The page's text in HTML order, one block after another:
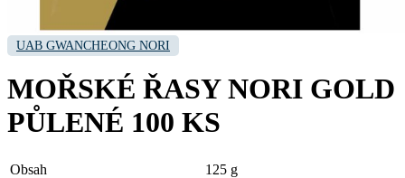
UAB GWANCHEONG NORI
MOŘSKÉ ŘASY NORI GOLD
PŮLENÉ 100 KS
Obsah
125 g